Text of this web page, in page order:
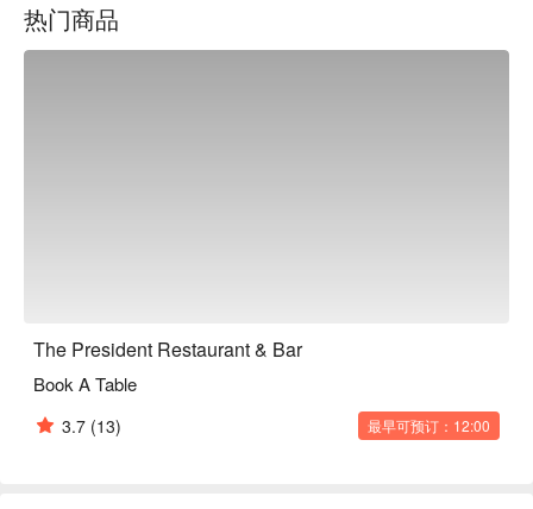
无论是享用一顿简便的晚餐，还是悠闲地度过一整晚，这里的
适合惬意的家庭聚餐、朋友庆祝，或是一顿心满意足的工作日
晚餐。
热门商品
The President Restaurant & Bar
Book A Table
3.7 (13) 最早可预订：12:00